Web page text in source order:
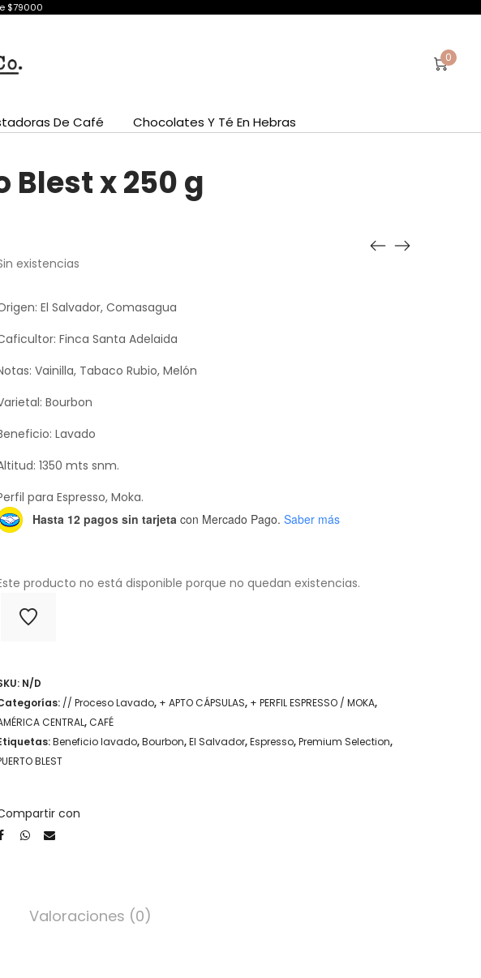
$79000
0
De Café Chocolates Y Té En Hebras
Blest x 250 g
existencias
El Salvador, Comasagua
Finca Santa Adelaida
Vainilla, Tabaco Rubio, Melón
Bourbon
Lavado
1350 mts snm.
para Espresso, Moka.
Hasta 12 pagos sin tarjeta con Mercado Pago. Saber más
producto no está disponible porque no quedan existencias.
N/D
// Proceso Lavado, + APTO CÁPSULAS, + PERFIL ESPRESSO / MOKA,
CENTRAL,CAFÉ
Beneficio lavado,Bourbon,El Salvador,Espresso,Premium Selection,
BLEST
con
Valoraciones (0)